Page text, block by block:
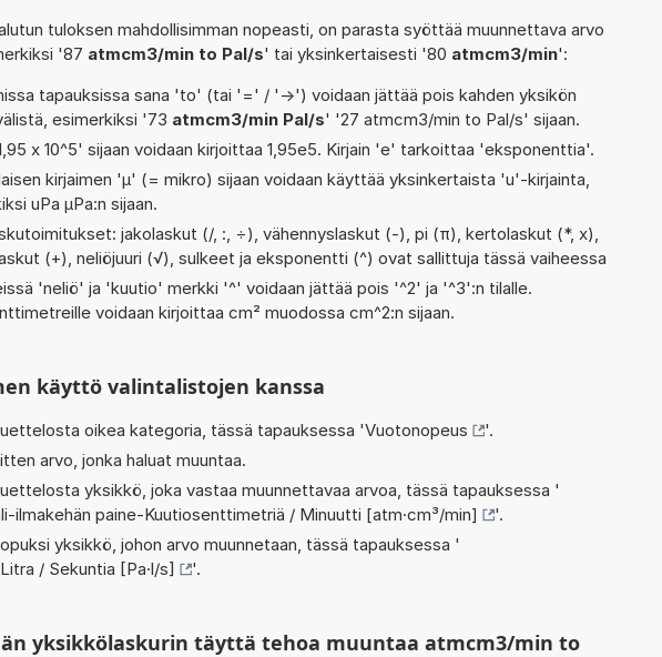
tuloksen mahdollisimman nopeasti, on parasta syöttää muunnettava arvo
'87 atmcm3/min to Pal/s' tai yksinkertaisesti '80 atmcm3/min':
tapauksissa sana 'to' (tai '=' / '->') voidaan jättää pois kahden yksikön
esimerkiksi '73 atmcm3/min Pal/s' '27 atmcm3/min to Pal/s' sijaan.
x 10^5' sijaan voidaan kirjoittaa 1,95e5. Kirjain 'e' tarkoittaa 'eksponenttia'.
kirjaimen 'µ' (= mikro) sijaan voidaan käyttää yksinkertaista 'u'-kirjainta,
uPa µPa:n sijaan.
jakolaskut (/, :, ÷), vähennyslaskut (-), pi (π), kertolaskut (*, x),
(+), neliöjuuri (√), sulkeet ja eksponentti (^) ovat sallittuja tässä vaiheessa
'neliö' ja 'kuutio' merkki '^' voidaan jättää pois '^2' ja '^3':n tilalle.
voidaan kirjoittaa cm² muodossa cm^2:n sijaan.
käyttö valintalistojen kanssa
oikea kategoria, tässä tapauksessa 'Vuotonopeus
'.
arvo, jonka haluat muuntaa.
yksikkö, joka vastaa muunnettavaa arvoa, tässä tapauksessa '
ilmakehän paine-Kuutiosenttimetriä / Minuutti [atm·cm³/min]
'.
yksikkö, johon arvo muunnetaan, tässä tapauksessa '
/ Sekuntia [Pa·l/s]
'.
yksikkölaskurin täyttä tehoa muuntaa atmcm3/min to